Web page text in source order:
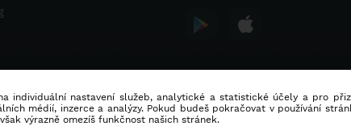
individuální nastavení služeb, analytické a statistické účely a pro
médií, inzerce a analýzy. Pokud budeš pokračovat v používání
výrazně omezíš funkčnost našich stránek.